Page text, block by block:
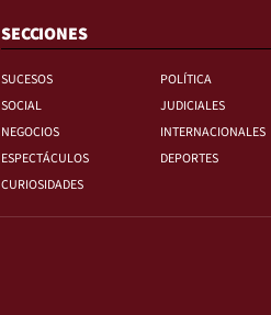
SECCIONES
SUCESOS
POLÍTICA
SOCIAL
JUDICIALES
NEGOCIOS
INTERNACIONALES
ESPECTÁCULOS
DEPORTES
CURIOSIDADES